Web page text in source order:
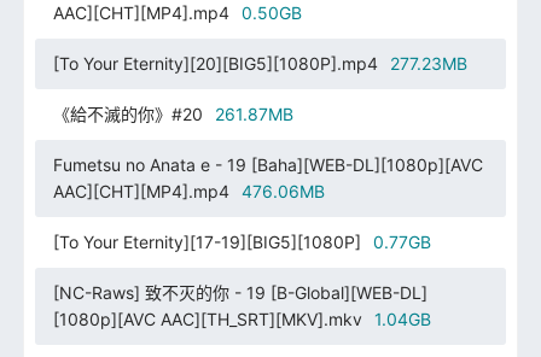
AAC][CHT][MP4].mp4
0.50GB
[To Your Eternity][20][BIG5][1080P].mp4 277.23MB
《給不滅的你》#20 261.87MB
Fumetsu no Anata e - 19 [Baha][WEB-DL][1080p][AVC
AAC][CHT][MP4].mp4
476.06MB
[To Your Eternity][17-19][BIG5][1080P] 0.77GB
[NC-Raws] 致不灭的你 - 19 [B-Global][WEB-DL]
[1080p][AVC AAC][TH_SRT][MKV].mkv
1.04GB